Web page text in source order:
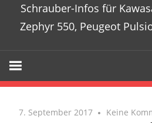
Schrauber-Infos für
Zephyr 550, Peugeot
7. September 2017 Keine